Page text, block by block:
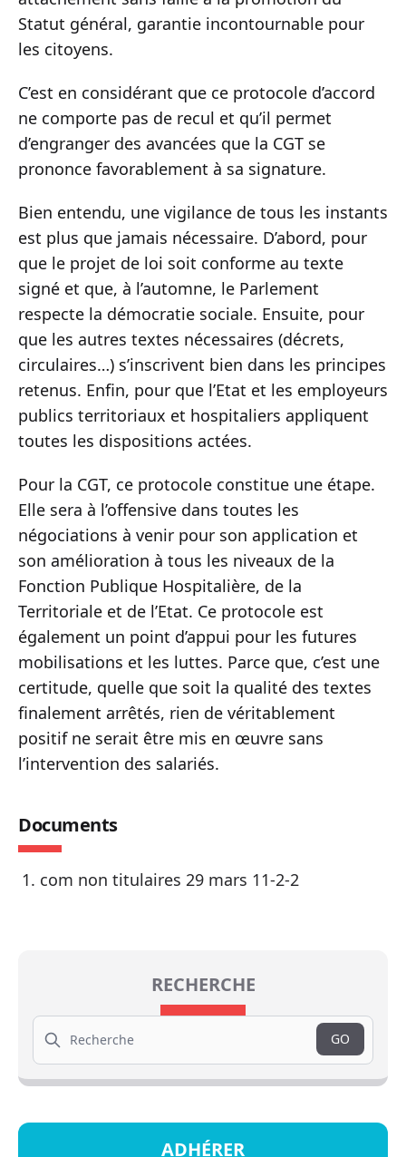
Statut général, garantie incontournable pour
les citoyens.
C’est en considérant que ce protocole d’accord
ne comporte pas de recul et qu’il permet
d’engranger des avancées que la CGT se
prononce favorablement à sa signature.
Bien entendu, une vigilance de tous les instants
est plus que jamais nécessaire. D’abord, pour
que le projet de loi soit conforme au texte
signé et que, à l’automne, le Parlement
respecte la démocratie sociale. Ensuite, pour
que les autres textes nécessaires (décrets,
circulaires…) s’inscrivent bien dans les principes
retenus. Enfin, pour que l’Etat et les employeurs
publics territoriaux et hospitaliers appliquent
toutes les dispositions actées.
Pour la CGT, ce protocole constitue une étape.
Elle sera à l’offensive dans toutes les
négociations à venir pour son application et
son amélioration à tous les niveaux de la
Fonction Publique Hospitalière, de la
Territoriale et de l’Etat. Ce protocole est
également un point d’appui pour les futures
mobilisations et les luttes. Parce que, c’est une
certitude, quelle que soit la qualité des textes
finalement arrêtés, rien de véritablement
positif ne serait être mis en œuvre sans
l’intervention des salariés.
Documents
com non titulaires 29 mars 11-2-2
RECHERCHE
Search
GO
ADHÉRER